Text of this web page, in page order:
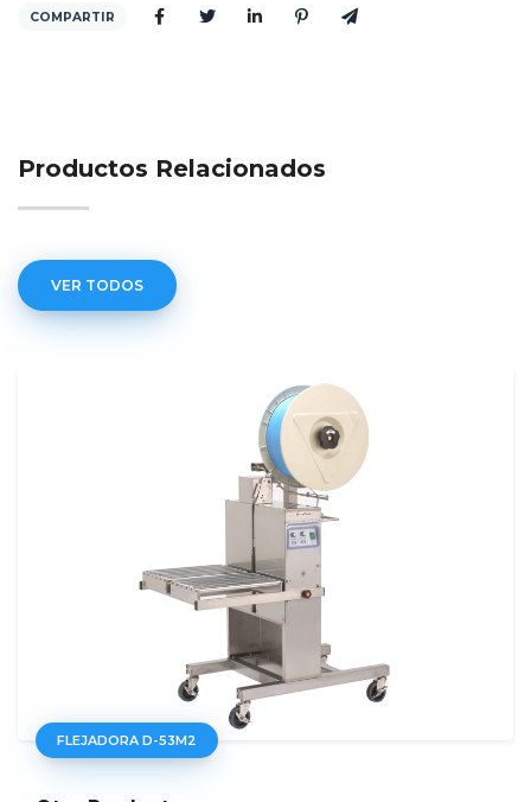
COMPARTIR
Productos Relacionados
VER TODOS
FLEJADORA D-53NA